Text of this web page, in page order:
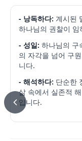
- 낭독하다: 계시된
하나님의 권찰이
- 성일: 하나님의 구
의 자각을 넘어 구
니다.
- 해석하다: 단순한
삶 속에서 실존적
입니다.